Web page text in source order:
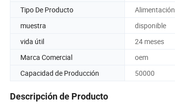
Tipo De Producto
Alimentación
muestra
disponible
vida útil
24 meses
Marca Comercial
oem
Capacidad de Producción
50000
Descripción de Producto